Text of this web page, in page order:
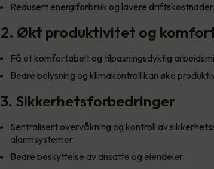
Redusert energiforbruk og lavere driftskostnader.
2. Økt produktivitet og
Få et komfortabelt og tilpasningsdyktig
Bedre belysning og klimakontroll kan øke
3. Sikkerhetsforbedringer
Sentralisert overvåkning og kontroll av
alarmsystemer.
Bedre beskyttelse av ansatte og eiendeler.